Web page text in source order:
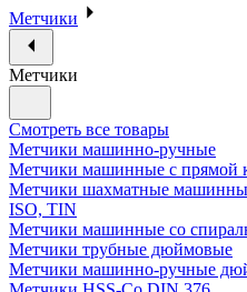
Метчики
Метчики
Смотреть все товары
Метчики машинно-ручные
Метчики машинные с прямой
Метчики шахматные
ISO, TIN
Метчики машинные со
Метчики трубные дюймовые
Метчики машинно-ручные